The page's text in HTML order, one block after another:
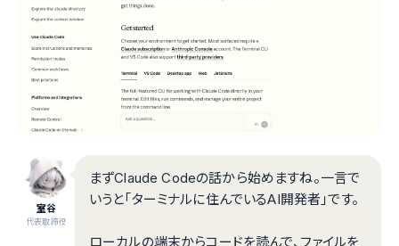
室谷
代表取締役
まずClaude Codeの話から始めますね。一言で
いうと「ターミナルに住んでいるAI開発者」です。
ローカルの端末からコードを読んで、ファイルを